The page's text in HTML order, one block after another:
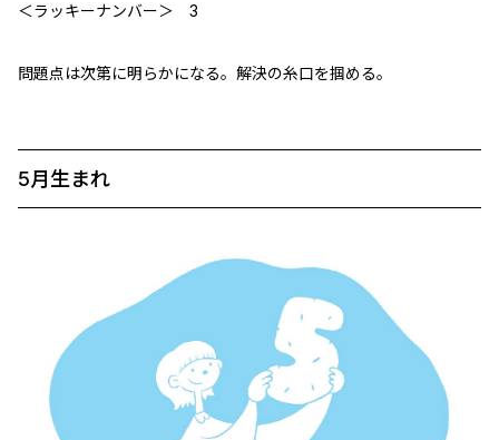
＜ラッキーナンバー＞ 3
問題点は次第に明らかになる。解決の糸口を掴める。
5月生まれ